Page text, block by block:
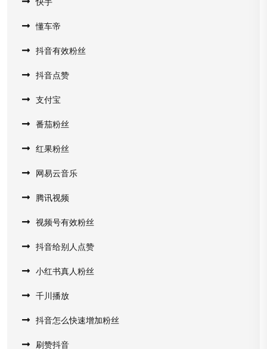
懂车帝
抖音有效粉丝
抖音点赞
支付宝
番茄粉丝
红果粉丝
网易云音乐
腾讯视频
视频号有效粉丝
抖音给别人点赞
小红书真人粉丝
千川播放
抖音怎么快速增加粉丝
刷赞抖音